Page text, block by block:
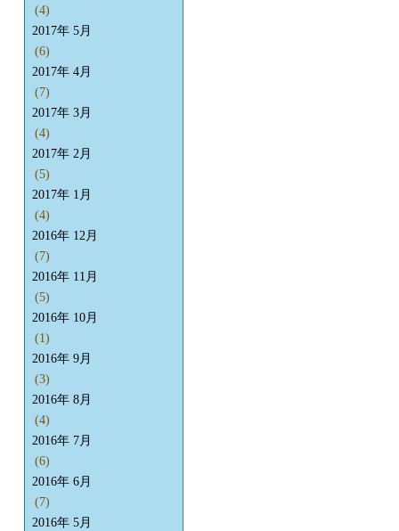
(4)
2017年 5月
(6)
2017年 4月
(7)
2017年 3月
(4)
2017年 2月
(5)
2017年 1月
(4)
2016年 12月
(7)
2016年 11月
(5)
2016年 10月
(1)
2016年 9月
(3)
2016年 8月
(4)
2016年 7月
(6)
2016年 6月
(7)
2016年 5月